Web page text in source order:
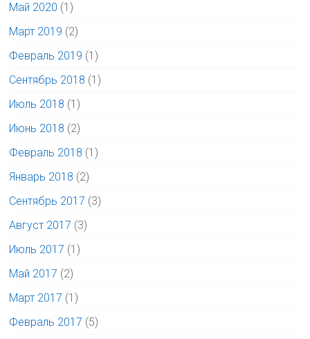
Май 2020 (1)
Март 2019 (2)
Февраль 2019 (1)
Сентябрь 2018 (1)
Июль 2018 (1)
Июнь 2018 (2)
Февраль 2018 (1)
Январь 2018 (2)
Сентябрь 2017 (3)
Август 2017 (3)
Июль 2017 (1)
Май 2017 (2)
Март 2017 (1)
Февраль 2017 (5)